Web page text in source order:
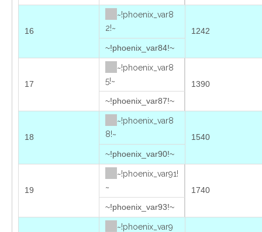
16
~!phoenix_var8
2!~
1242
~!phoenix_var84!~
17
~!phoenix_var8
5!~
1390
~!phoenix_var87!~
18
~!phoenix_var8
8!~
1540
~!phoenix_var90!~
19
~!phoenix_var91!
~
1740
~!phoenix_var93!~
~!phoenix_var9